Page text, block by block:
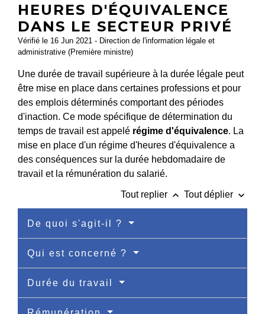
HEURES D'ÉQUIVALENCE
DANS LE SECTEUR PRIVÉ
Vérifié le 16 Jun 2021 - Direction de l'information légale et
administrative (Première ministre)
Une durée de travail supérieure à la durée légale peut
être mise en place dans certaines professions et pour
des emplois déterminés comportant des périodes
d'inaction. Ce mode spécifique de détermination du
temps de travail est appelé régime d'équivalence. La
mise en place d'un régime d'heures d'équivalence a
des conséquences sur la durée hebdomadaire de
travail et la rémunération du salarié.
Tout replier keyboard_arrow_up Tout déplier keyboard_arrow_down
De quoi s'agit-il ?
Qui est concerné ?
Durée du travail